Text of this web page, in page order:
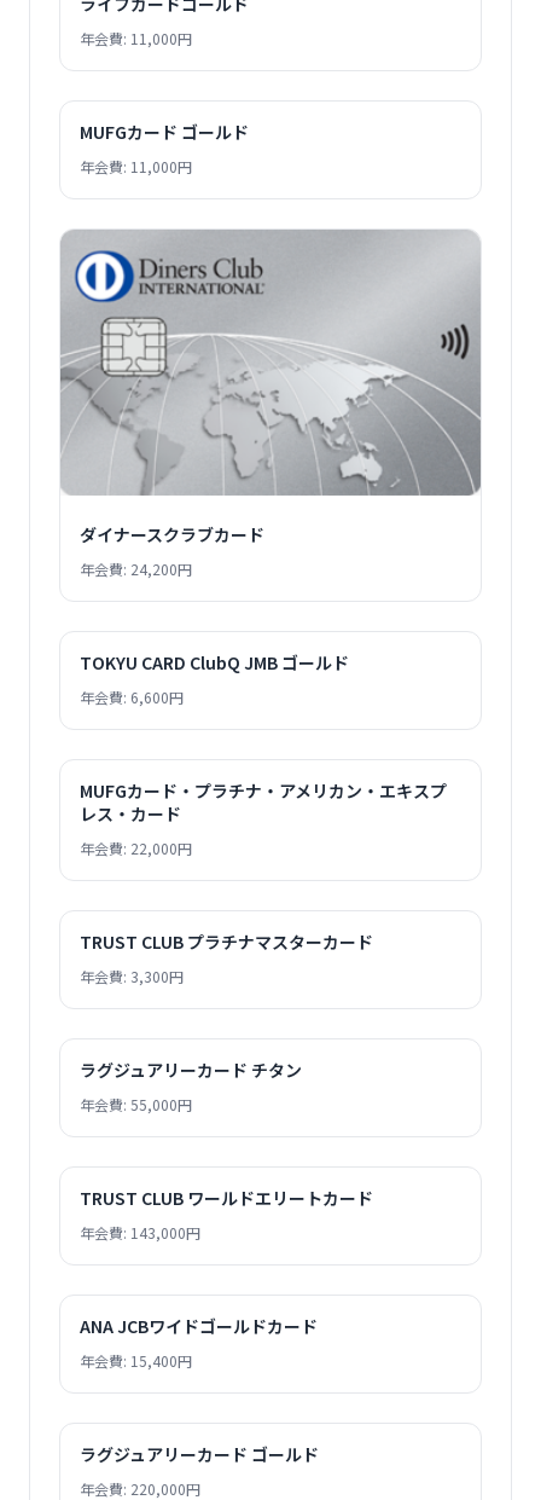
年会費: 11,000円
MUFGカード ゴールド
年会費: 11,000円
ダイナースクラブカード
年会費: 24,200円
TOKYU CARD ClubQ JMB ゴールド
年会費: 6,600円
MUFGカード・プラチナ・アメリカン・エキスプ
レス・カード
年会費: 22,000円
TRUST CLUB プラチナマスターカード
年会費: 3,300円
ラグジュアリーカード チタン
年会費: 55,000円
TRUST CLUB ワールドエリートカード
年会費: 143,000円
ANA JCBワイドゴールドカード
年会費: 15,400円
ラグジュアリーカード ゴールド
年会費: 220,000円